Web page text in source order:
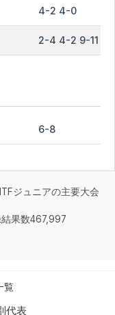
4-2 4-0
2-4 4-2 9-11
6-8
ジュニアの主要大会
果数467,997
覧
代表